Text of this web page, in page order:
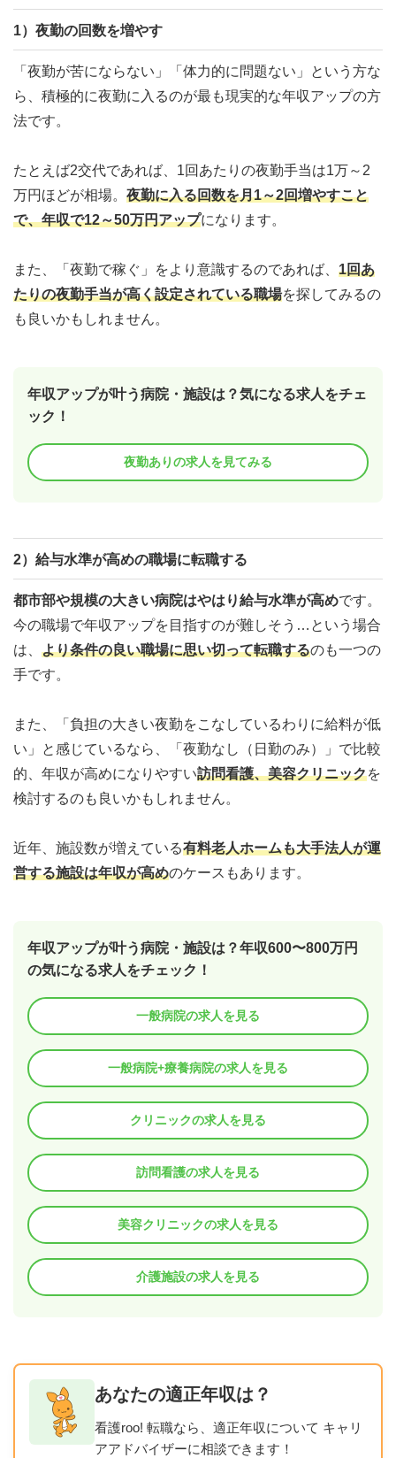
1）夜勤の回数を増やす
「夜勤が苦にならない」「体力的に問題ない」という方な
ら、積極的に夜勤に入るのが最も現実的な年収アップの方
法です。
たとえば2交代であれば、1回あたりの夜勤手当は1万～2
万円ほどが相場。 夜勤に入る回数を月1～2回増やすこと
で、年収で12～50万円アップになります。
また、「夜勤で稼ぐ」をより意識するのであれば、 1回あ
たりの夜勤手当が高く設定されている職場を探してみるの
も良いかもしれません。
年収アップが叶う病院・施設は？気になる求人をチェ
ック！
夜勤ありの求人を見てみる
2）給与水準が高めの職場に転職する
都市部や規模の大きい病院はやはり給与水準が高めです。
今の職場で年収アップを目指すのが難しそう…という場合
は、 より条件の良い職場に思い切って転職するのも一つの
手です。
また、「負担の大きい夜勤をこなしているわりに給料が低
い」と感じているなら、「夜勤なし（日勤のみ）」で比較
的、年収が高めになりやすい訪問看護、美容クリニックを
検討するのも良いかもしれません。
近年、施設数が増えている有料老人ホームも大手法人が運
営する施設は年収が高めのケースもあります。
年収アップが叶う病院・施設は？年収600〜800万円
の気になる求人をチェック！
一般病院の求人を見る
一般病院+療養病院の求人を見る
クリニックの求人を見る
訪問看護の求人を見る
美容クリニックの求人を見る
介護施設の求人を見る
あなたの適正年収は？
看護roo! 転職なら、適正年収について キャリ
アアドバイザーに相談できます！